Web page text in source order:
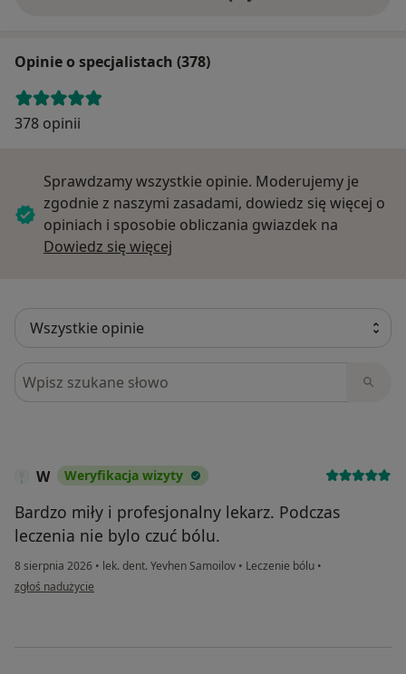
Opinie o specjalistach (378)
378 opinii
Sprawdzamy wszystkie opinie. Moderujemy je
zgodnie z naszymi zasadami, dowiedz się więcej o
opiniach i sposobie obliczania gwiazdek na
Dowiedz się więcej
Szukaj w opiniach
W Weryfikacja wizyty
Bardzo miły i profesjonalny lekarz. Podczas
leczenia nie bylo czuć bólu.
8 sierpnia 2026 • lek. dent. Yevhen Samoilov • Leczenie bólu •
w opinii użytkownika W
zgłoś nadużycie